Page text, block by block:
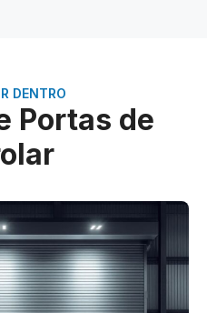
DENTRO
Portas de